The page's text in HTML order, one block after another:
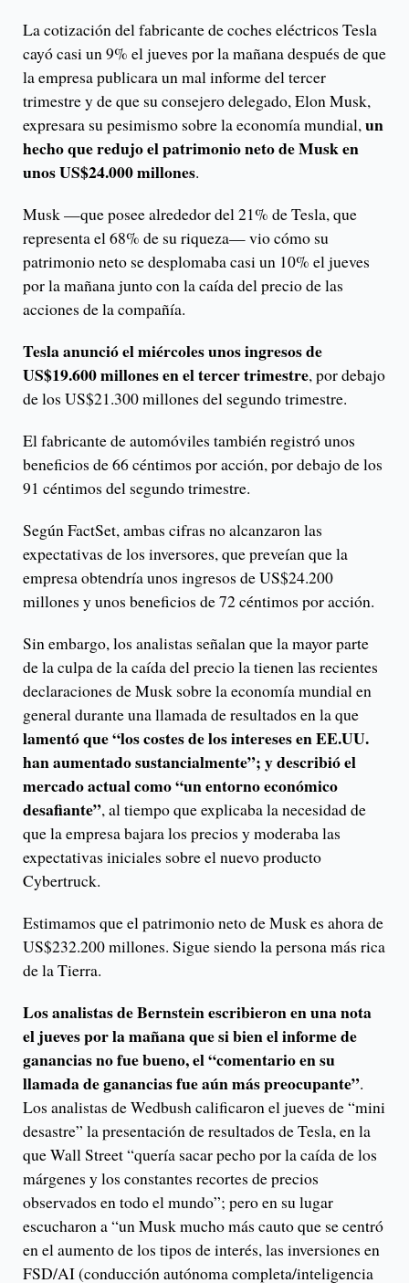
La cotización del fabricante de coches eléctricos Tesla
cayó casi un 9% el jueves por la mañana después de que
la empresa publicara un mal informe del tercer
trimestre y de que su consejero delegado, Elon Musk,
expresara su pesimismo sobre la economía mundial,un
hecho que redujo el patrimonio neto de Musk en
unos US$24.000 millones.
Musk —que posee alrededor del 21% de Tesla, que
representa el 68% de su riqueza— vio cómo su
patrimonio neto se desplomaba casi un 10% el jueves
por la mañana junto con la caída del precio de las
acciones de la compañía.
Tesla anunció el miércoles unos ingresos de
US$19.600 millones en el tercer trimestre, por debajo
de los US$21.300 millones del segundo trimestre.
El fabricante de automóviles también registró unos
beneficios de 66 céntimos por acción, por debajo de los
91 céntimos del segundo trimestre.
Según FactSet, ambas cifras no alcanzaron las
expectativas de los inversores, que preveían que la
empresa obtendría unos ingresos de US$24.200
millones y unos beneficios de 72 céntimos por acción.
Sin embargo, los analistas señalan que la mayor parte
de la culpa de la caída del precio la tienen las recientes
declaraciones de Musk sobre la economía mundial en
general durante una llamada de resultados en la que
lamentó que “los costes de los intereses en EE.UU.
han aumentado sustancialmente”; y describió el
mercado actual como “un entorno económico
desafiante”, al tiempo que explicaba la necesidad de
que la empresa bajara los precios y moderaba las
expectativas iniciales sobre el nuevo producto
Cybertruck.
Estimamos que el patrimonio neto de Musk es ahora de
US$232.200 millones. Sigue siendo la persona más rica
de la Tierra.
Los analistas de Bernstein escribieron en una nota
el jueves por la mañana que si bien el informe de
ganancias no fue bueno, el “comentario en su
llamada de ganancias fue aún más preocupante”.
Los analistas de Wedbush calificaron el jueves de “mini
desastre” la presentación de resultados de Tesla, en la
que Wall Street “quería sacar pecho por la caída de los
márgenes y los constantes recortes de precios
observados en todo el mundo”; pero en su lugar
escucharon a “un Musk mucho más cauto que se centró
en el aumento de los tipos de interés, las inversiones en
FSD/AI (conducción autónoma completa/inteligencia